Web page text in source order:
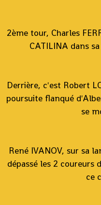
2ème tour, Charles
CATILINA dans
Derrière, c'est Robert
poursuite flanqué
se
René IVANOV, sur sa
dépassé les 2 coureurs
ce